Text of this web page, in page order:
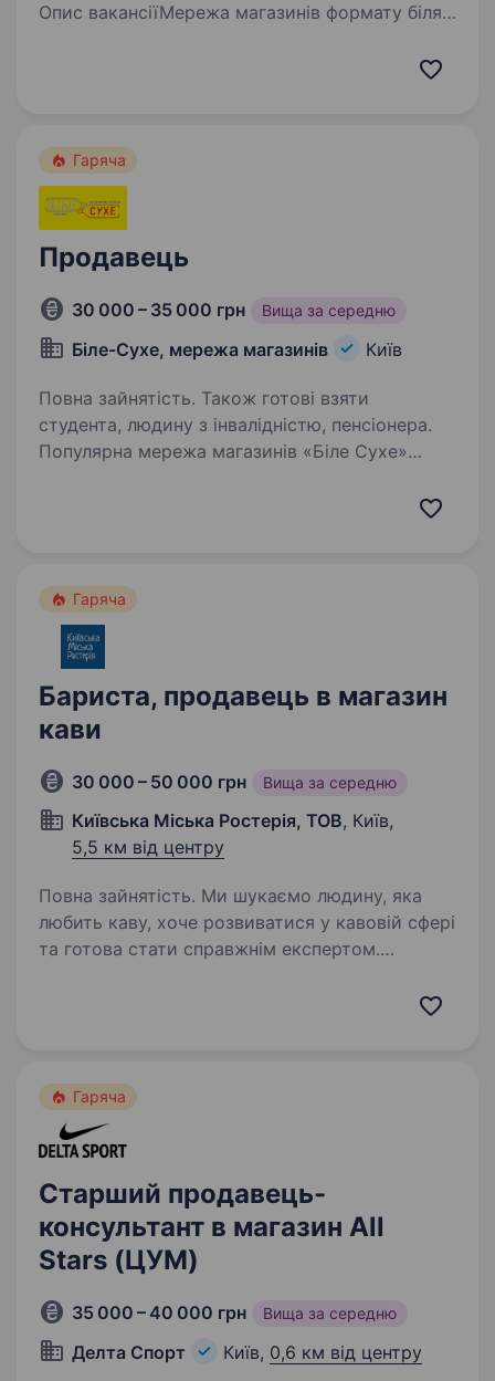
Опис вакансіїМережа магазинів формату біля
проживання покупців. Якщо Ви шукаєте…
Гаряча
Продавець
30 000 – 35 000 грн Вища за середню
Біле-Сухе, мережа магазинів Київ
Повна зайнятість. Також готові взяти
студента, людину з інвалідністю, пенсіонера.
Популярна мережа магазинів «Біле Сухе»
Гаряча
Бариста, продавець в магазин
кави
30 000 – 50 000 грн Вища за середню
Київська Міська Ростерія, ТОВ, Київ,
5,5 км від центру
Повна зайнятість. Ми шукаємо людину, яка
любить каву, хоче розвиватися у кавовій сфері
та готова стати справжнім експертом.
консультувати покупців щодо вибору кави;
Гаряча
Старший продавець-
консультант в магазин All
Stars (ЦУМ)
35 000 – 40 000 грн Вища за середню
Делта Спорт Київ, 0,6 км від центру